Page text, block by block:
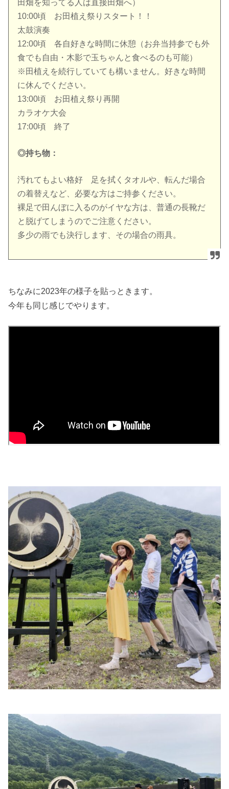
田畑を知ってる人は直接田畑へ）
10:00頃 お田植え祭りスタート！！
太鼓演奏
12:00頃 各自好きな時間に休憩（お弁当持参でも外
食でも自由・木影で玉ちゃんと食べるのも可能）
※田植えを続行していても構いません。好きな時間
に休んでください。
13:00頃 お田植え祭り再開
カラオケ大会
17:00頃 終了
◎持ち物：
汚れてもよい格好 足を拭くタオルや、転んだ場合
の着替えなど、必要な方はご持参ください。
裸足で田んぼに入るのがイヤな方は、普通の長靴だ
と脱げてしまうのでご注意ください。
多少の雨でも決行します、その場合の雨具。
ちなみに2023年の様子を貼っときます。
今年も同じ感じでやります。